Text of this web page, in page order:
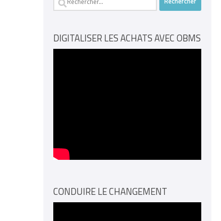
DIGITALISER LES ACHATS AVEC OBMS
CONDUIRE LE CHANGEMENT